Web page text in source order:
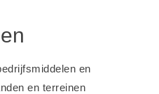
en
en terreinen